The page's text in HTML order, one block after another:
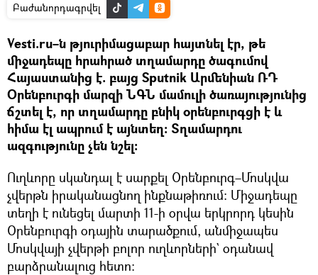
Բաժանորդագրվել
Vesti.ru–ն թյուրիմացաբար հայտնել էր, թե
միջադեպը հրահրած տղամարդը ծագումով
Հայաստանից է. բայց Sputnik Արմենիան ՌԴ
Օրենբուրգի մարզի ՆԳՆ մամուլի ծառայությունից
ճշտել է, որ տղամարդը բնիկ օրենբուրգցի է և
հիմա էլ ապրում է այնտեղ։ Տղամարդու
ազգությունը չեն նշել:
Ուղևորը սկանդալ է սարքել Օրենբուրգ–Մոսկվա
չվերթն իրականացնող ինքնաթիռում։ Միջադեպը
տեղի է ունեցել մարտի 11-ի օրվա երկրորդ կեսին
Օրենբուրգի օդային տարածքում, անմիջապես
Մոսկվայի չվերթի բոլոր ուղևորների` օդանավ
բարձրանալուց հետո։